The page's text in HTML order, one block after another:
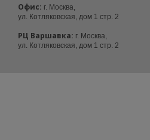
Офис: г. Москва,
ул. Котляковская, дом 1 стр. 2
РЦ Варшавка: г. Москва,
ул. Котляковская, дом 1 стр. 2